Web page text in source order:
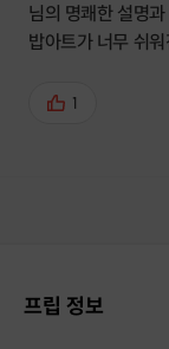
님의 명쾌한 설명
밥아트가 너무 쉬
3) 심지어 맛있기까지하
두둑히 프립을 마
1
프립 정보